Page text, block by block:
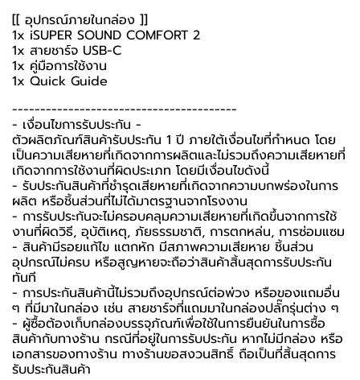
[[ อุปกรณ์ภายในกล่อง ]]
1x iSUPER SOUND COMFORT 2
1x สายชาร์จ USB-C
1x คู่มือการใช้งาน
1x Quick Guide
----------------------------------------
-️ เงื่อนไขการรับประกัน -️
ตัวผลิตภัณฑ์สินค้ารับประกัน 1 ปี ภายใต้เงื่อนไขที่กำหนด โดย
เป็นความเสียหายที่เกิดจากการผลิตและไม่รวมถึงความเสียหายที่
เกิดจากการใช้งานที่ผิดประเภท โดยมีเงื่อนไขดังนี้
- รับประกันสินค้าที่ชำรุดเสียหายที่เกิดจากความบกพร่องในการ
ผลิต หรือชิ้นส่วนที่ไม่ได้มาตรฐานจากโรงงาน
- การรับประกันจะไม่ครอบคลุมความเสียหายที่เกิดขึ้นจากการใช้
งานที่ผิดวิธี, อุบัติเหตุ, ภัยธรรมชาติ, การตกหล่น, การซ่อมแซม
- สินค้ามีรอยแก้ไข แตกหัก มีสภาพความเสียหาย ชิ้นส่วน
อุปกรณ์ไม่ครบ หรือสูญหายจะถือว่าสินค้าสิ้นสุดการรับประกัน
ทันที
- การประกันสินค้านี้ไม่รวมถึงอุปกรณ์ต่อพ่วง หรือของแถมอื่น
ๆ ที่มีมาในกล่อง เช่น สายชาร์จที่แถมมาในกล่องปลั๊กรุ่นต่าง ๆ
-️ ผู้ซื้อต้องเก็บกล่องบรรจุภัณฑ์เพื่อใช้ในการยืนยันในการซื้อ
สินค้ากับทางร้าน กรณีที่อยู่ในการรับประกัน หากไม่มีกล่อง หรือ
เอกสารของทางร้าน ทางร้านขอสงวนสิทธิ์ ถือเป็นที่สิ้นสุดการ
รับประกันสินค้า